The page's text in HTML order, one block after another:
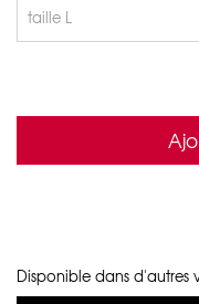
Disponible dans d'autres